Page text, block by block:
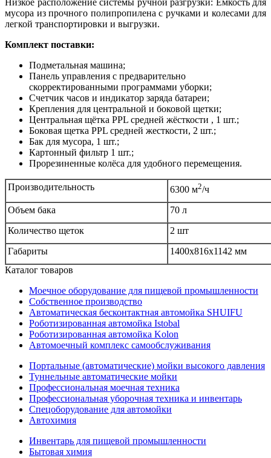
мусора из прочного полипропилена с ручками и колесами для
легкой транспортировки и выгрузки.
Комплект поставки:
Подметальная машина;
Панель управления с предварительно
скорректированными программами уборки;
Счетчик часов и индикатор заряда батареи;
Крепления для центральной и боковой щетки;
Центральная щётка PPL средней жёсткости , 1 шт.;
Боковая щетка PPL средней жесткости, 2 шт.;
Бак для мусора, 1 шт.;
Картонный фильтр 1 шт.;
Прорезиненные колёса для удобного перемещения.
Производительность 6300 м2/ч
Объем бака
70 л
Количество щеток
2 шт
Габариты
1400x816x1142 мм
Каталог товаров
Моечное оборудование для пищевой промышленности
Собственное производство
Автоматическая бесконтактная автомойка SHUIFU
Роботизированная автомойка Istobal
Роботизированная автомойка Kolon
Автомоечный комплекс самообслуживания
Портальные (автоматические) мойки высокого давления
Туннельные автоматические мойки
Профессиональная моечная техника
Профессиональная уборочная техника и инвентарь
Спецоборудование для автомойки
Автохимия
Инвентарь для пищевой промышленности
Бытовая химия